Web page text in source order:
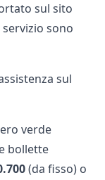
sul sito
sono
sul
verde
bollette
(da fisso) o